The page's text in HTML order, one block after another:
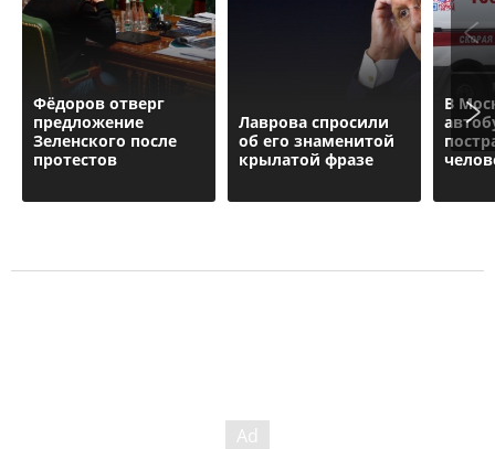
Фёдоров отверг
предложение
Зеленского после
протестов
Лаврова спросили
об его знаменитой
крылатой фразе
В